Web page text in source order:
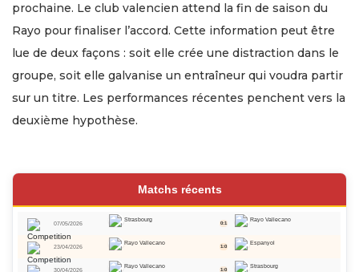
prochaine. Le club valencien attend la fin de saison du
Rayo pour finaliser l’accord. Cette information peut être
lue de deux façons : soit elle crée une distraction dans le
groupe, soit elle galvanise un entraîneur qui voudra partir
sur un titre. Les performances récentes penchent vers la
deuxième hypothèse.
Matchs récents
07/05/2026
Strasbourg 0:1 Rayo Vallecano
23/04/2026
Rayo Vallecano 1:0 Espanyol
30/04/2026
Rayo Vallecano 1:0 Strasbourg